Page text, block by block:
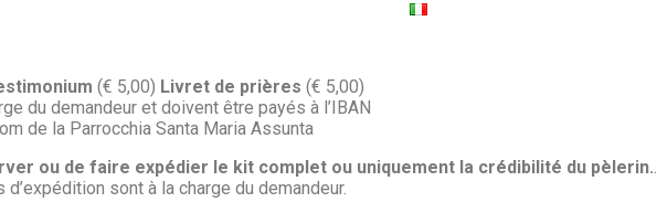
(€ 5,00) Livret de prières (€ 5,00)
du demandeur et doivent être payés à l’IBAN
de la Parrocchia Santa Maria Assunta
ou de faire expédier le kit complet ou uniquement la crédibilité du pèlerin..
sont à la charge du demandeur.